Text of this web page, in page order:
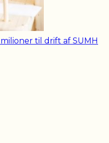
til drift af SUMH